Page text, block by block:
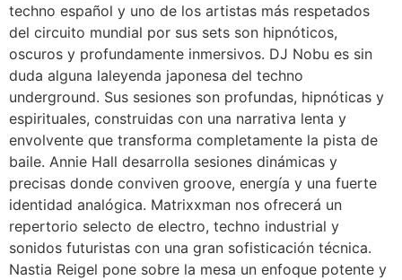
techno español y uno de los artistas más respetados
del circuito mundial por sus sets son hipnóticos,
oscuros y profundamente inmersivos. DJ Nobu es sin
duda alguna laleyenda japonesa del techno
underground. Sus sesiones son profundas, hipnóticas y
espirituales, construidas con una narrativa lenta y
envolvente que transforma completamente la pista de
baile. Annie Hall desarrolla sesiones dinámicas y
precisas donde conviven groove, energía y una fuerte
identidad analógica. Matrixxman nos ofrecerá un
repertorio selecto de electro, techno industrial y
sonidos futuristas con una gran sofisticación técnica.
Nastia Reigel pone sobre la mesa un enfoque potente y